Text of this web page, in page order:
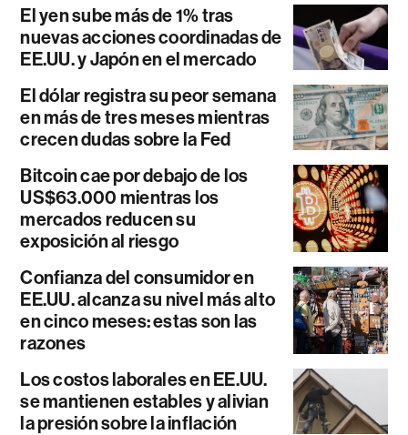
El yen sube más de 1% tras
nuevas acciones coordinadas de
EE.UU. y Japón en el mercado
El dólar registra su peor semana
en más de tres meses mientras
crecen dudas sobre la Fed
Bitcoin cae por debajo de los
US$63.000 mientras los
mercados reducen su
exposición al riesgo
Confianza del consumidor en
EE.UU. alcanza su nivel más alto
en cinco meses: estas son las
razones
Los costos laborales en EE.UU.
se mantienen estables y alivian
la presión sobre la inflación